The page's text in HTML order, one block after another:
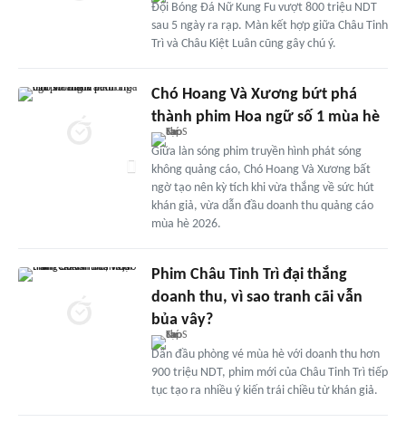
Đội Bóng Đá Nữ Kung Fu vượt 800 triệu NDT
sau 5 ngày ra rạp. Màn kết hợp giữa Châu Tinh
Trì và Châu Kiệt Luân cũng gây chú ý.
Chó Hoang Và Xương bứt phá
thành phim Hoa ngữ số 1 mùa hè
Giữa làn sóng phim truyền hình phát sóng
không quảng cáo, Chó Hoang Và Xương bất
ngờ tạo nên kỳ tích khi vừa thắng về sức hút
khán giả, vừa dẫn đầu doanh thu quảng cáo
mùa hè 2026.
Phim Châu Tinh Trì đại thắng
doanh thu, vì sao tranh cãi vẫn
bủa vây?
Dẫn đầu phòng vé mùa hè với doanh thu hơn
900 triệu NDT, phim mới của Châu Tinh Trì tiếp
tục tạo ra nhiều ý kiến trái chiều từ khán giả.